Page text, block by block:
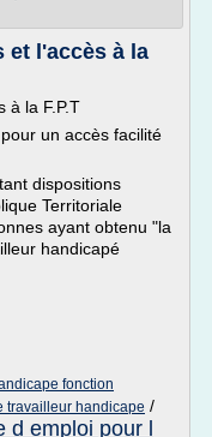
et l'accès à la
à la F.P.T
un accès facilité
dispositions
Territoriale
ayant obtenu "la
handicapé
fonction
travailleur handicape /
d emploi pour l